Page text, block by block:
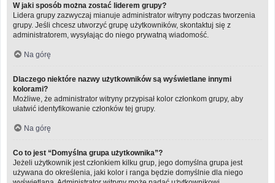
W jaki sposób można zostać liderem grupy?
Lidera grupy zazwyczaj mianuje administrator witryny podczas tworzenia
grupy. Jeśli chcesz utworzyć grupę użytkowników, skontaktuj się z
administratorem, wysyłając do niego prywatną wiadomość.
Na górę
Dlaczego niektóre nazwy użytkowników są wyświetlane innymi
kolorami?
Możliwe, że administrator witryny przypisał kolor członkom grupy, aby
ułatwić identyfikowanie członków tej grupy.
Na górę
Co to jest “Domyślna grupa użytkownika”?
Jeżeli użytkownik jest członkiem kilku grup, jego domyślna grupa jest
używana do określenia, jaki kolor i ranga będzie domyślnie dla niego